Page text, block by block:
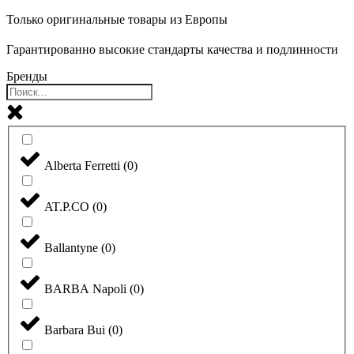
Только оригинальные товары из Европы
Гарантированно высокие стандарты качества и подлинности
Бренды
Alberta Ferretti (0)
AT.P.CO (0)
Ballantyne (0)
BARBA Napoli (0)
Barbara Bui (0)